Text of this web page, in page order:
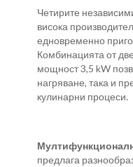
Четирите
висока
едновременно
Комбинацията от
мощност 3,5 kW
нагряване, така и
кулинарни процеси.
предлага